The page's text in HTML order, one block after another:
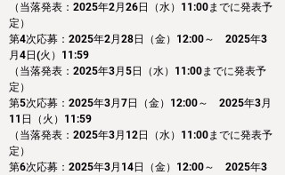
（当落発表：2025年2月26日（水）11:00までに発表予
定）
第4次応募：2025年2月28日（金）12:00～　2025年3
月4日(火）11:59
（当落発表：2025年3月5日（水）11:00までに発表予
定）
第5次応募：2025年3月7日（金）12:00～　2025年3月
11日（火）11:59
（当落発表：2025年3月12日（水）11:00までに発表予
定）
第6次応募：2025年3月14日（金）12:00～　2025年3